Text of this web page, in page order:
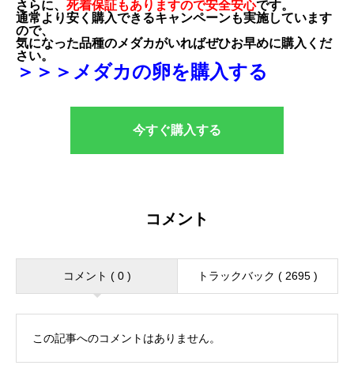
さらに、 死着保証もありますので安全安心です。
通常より安く購入できるキャンペーンも実施しています
ので、
気になった品種のメダカがいればぜひお早めに購入くだ
さい。
＞＞＞メダカの卵を購入する
今すぐ購入する
コメント
コメント ( 0 ) トラックバック ( 2695 )
この記事へのコメントはありません。